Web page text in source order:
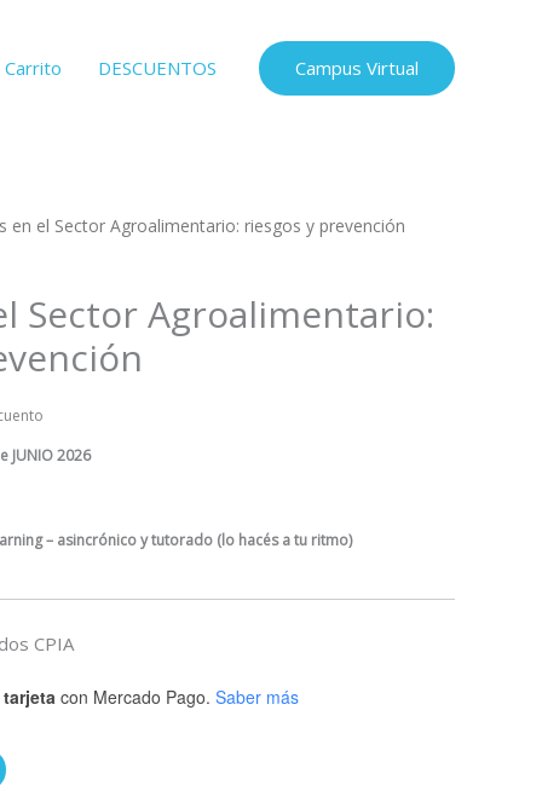
Carrito DESCUENTOS Campus Virtual
en el Sector Agroalimentario: riesgos y prevención
Sector Agroalimentario:
JUNIO 2026
– asincrónico y tutorado (lo hacés a tu ritmo)
CPIA
con Mercado Pago. Saber más